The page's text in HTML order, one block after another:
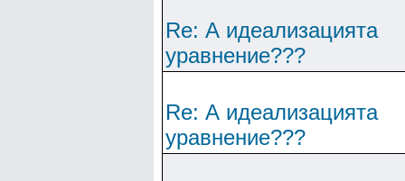
Re: А идеализацията
уравнение???
Re: А идеализацията
уравнение???